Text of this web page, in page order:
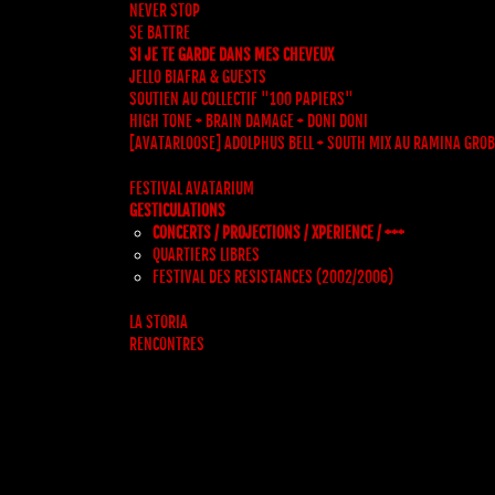
NEVER STOP
SE BATTRE
SI JE TE GARDE DANS MES CHEVEUX
JELLO BIAFRA & GUESTS
SOUTIEN AU COLLECTIF "100 PAPIERS"
HIGH TONE + BRAIN DAMAGE + DONI DONI
[AVATARLOOSE] ADOLPHUS BELL + SOUTH MIX AU RAMINA
FESTIVAL AVATARIUM
GESTICULATIONS
CONCERTS / PROJECTIONS / XPERIENCE / +++
QUARTIERS LIBRES
FESTIVAL DES RESISTANCES (2002/2006)
LA STORIA
RENCONTRES